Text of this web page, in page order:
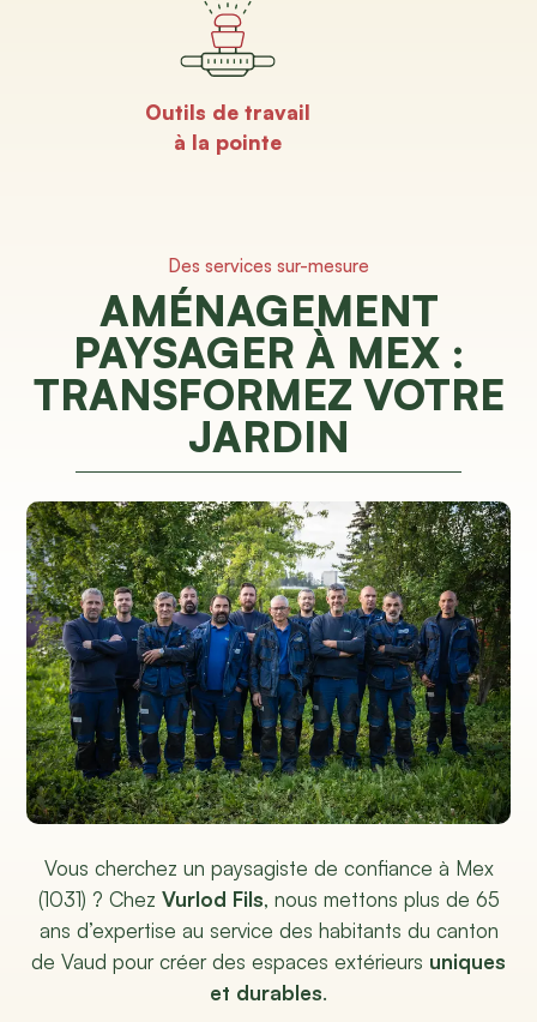
Outils de travail
à la pointe
Des services sur-mesure
AMÉNAGEMENT
PAYSAGER À MEX :
TRANSFORMEZ VOTRE
JARDIN
Vous cherchez un paysagiste de confiance à Mex
(1031) ? Chez Vurlod Fils, nous mettons plus de 65
ans d’expertise au service des habitants du canton
de Vaud pour créer des espaces extérieurs uniques
et durables.